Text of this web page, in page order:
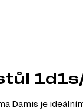
Damis je